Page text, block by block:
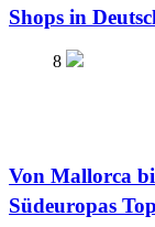
Shops in
8
Von Mallorca
Südeuropas